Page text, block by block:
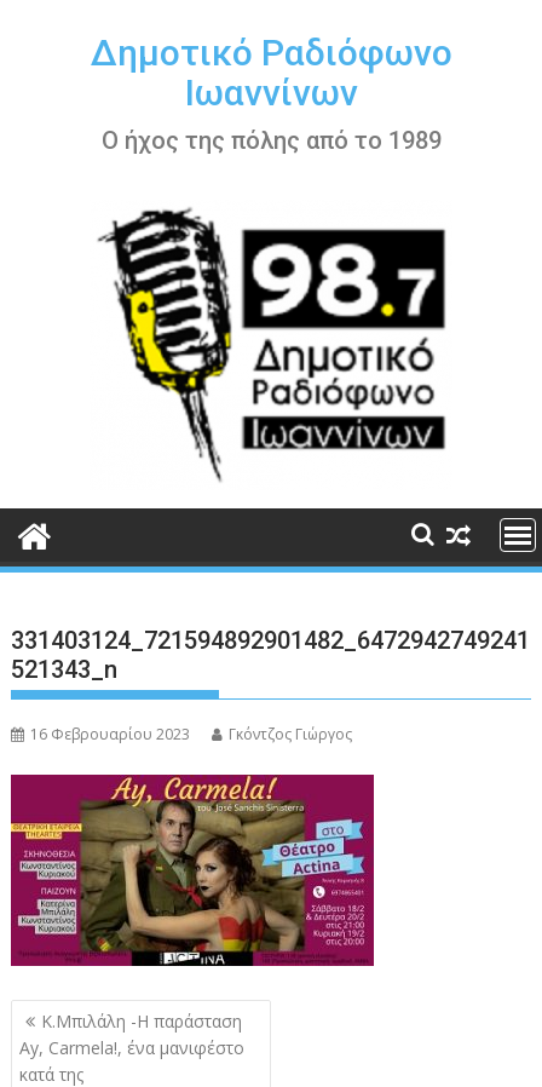
περιεχόμενοΔημοτικό Ραδιόφωνο
Ιωαννίνων
Ο ήχος της πόλης από το 1989
331403124_721594892901482_6472942749241
521343_n
16 Φεβρουαρίου 2023 Γκόντζος Γιώργος
Πλοήγηση
άρθρων
Κ.Μπιλάλη -Η παράσταση
Ay, Carmela!, ένα μανιφέστο
κατά της